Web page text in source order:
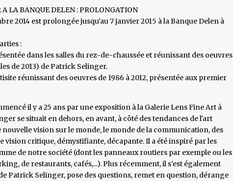
LA BANQUE DELEN : PROLONGATION
2014 est prolongée jusqu'au 7 janvier 2015 à la Banque Delen à
:
dans les salles du rez-de-chaussée et réunissant des oeuvres
de 2013) de Patrick Selinger.
réunissant des oeuvres de 1986 à 2012, présentée aux premier
il y a 25 ans par une exposition à la Galerie Lens Fine Art à
se situait en dehors, en avant, à côté des tendances de l'art
vision sur le monde, le monde de la communication, des
vision critique, démystifiante, décapante. Il a été inspiré par les
de notre société (dont les panneaux routiers par exemple ou les
de restaurants, cafés,...). Plus récemment, il s'est également
Patrick Selinger, pose des questions, remet en question, dérange